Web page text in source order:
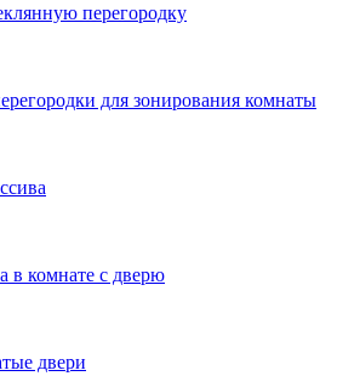
перегородку
для зонирования комнаты
в комнате с дверю
двери